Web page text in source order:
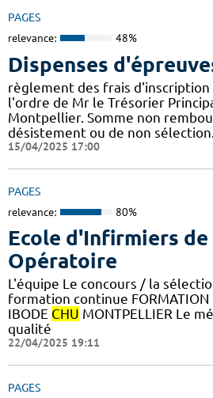
PAGES
relevance: 48%
Dispenses
règlement des frais d'inscription
l'ordre de Mr le Trésorier
Montpellier. Somme non
désistement ou de non
15/04/2025 17:00
PAGES
relevance: 80%
Ecole d'Infirmiers de
Opératoire
L'équipe Le concours / la
formation continue FORMATION
IBODE CHU MONTPELLIER Le
qualité
22/04/2025 19:11
PAGES